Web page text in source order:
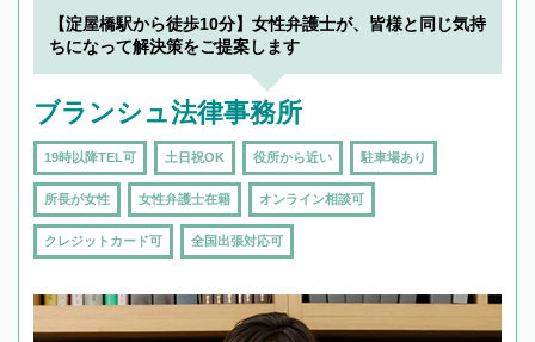
【淀屋橋駅から徒歩10分】女性弁護士が、皆様と同じ気持
ちになって解決策をご提案します
ブランシュ法律事務所
19時以降TEL可 土日祝OK 役所から近い 駐車場あり
所長が女性 女性弁護士在籍 オンライン相談可
クレジットカード可 全国出張対応可